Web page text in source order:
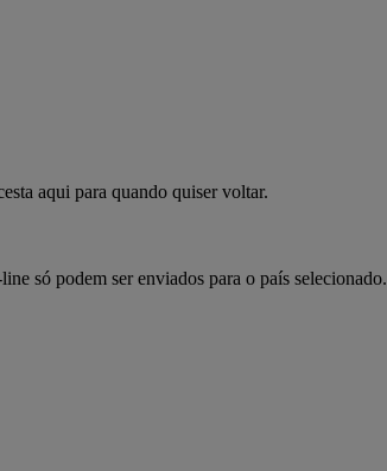
aqui para quando quiser voltar.
só podem ser enviados para o país selecionado.